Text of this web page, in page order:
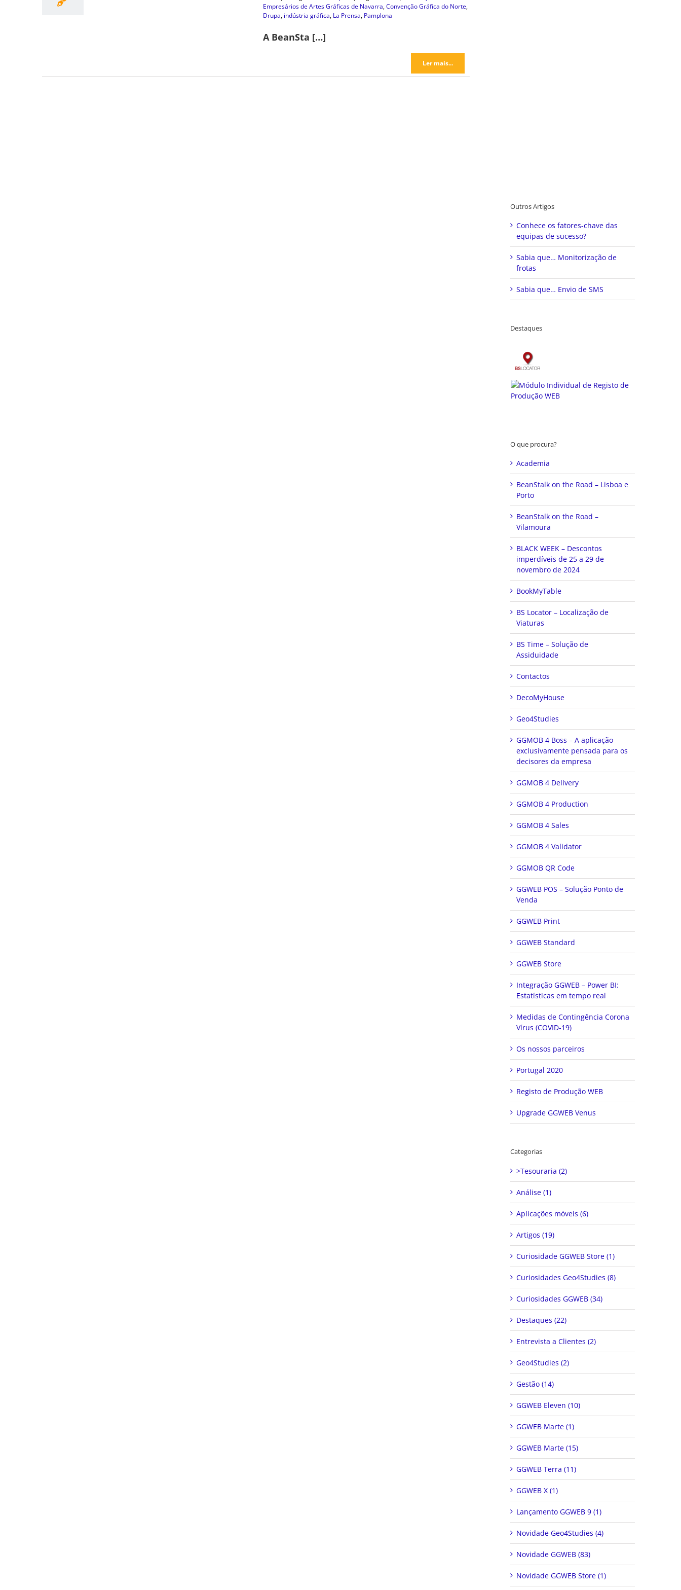
Empresários de Artes Gráficas de Navarra,Convenção Gráfica do Norte,
Drupa, indústria gráfica, La Prensa, Pamplona
A BeanSta […]
Ler mais...
Outros Artigos
Conhece os fatores-chave das
equipas de sucesso?
Sabia que… Monitorização de
frotas
Sabia que… Envio de SMS
Destaques
O que procura?
Academia
BeanStalk on the Road – Lisboa e
Porto
BeanStalk on the Road –
Vilamoura
BLACK WEEK – Descontos
imperdíveis de 25 a 29 de
novembro de 2024
BookMyTable
BS Locator – Localização de
Viaturas
BS Time – Solução de
Assiduidade
Contactos
DecoMyHouse
Geo4Studies
GGMOB 4 Boss – A aplicação
exclusivamente pensada para os
decisores da empresa
GGMOB 4 Delivery
GGMOB 4 Production
GGMOB 4 Sales
GGMOB 4 Validator
GGMOB QR Code
GGWEB POS – Solução Ponto de
Venda
GGWEB Print
GGWEB Standard
GGWEB Store
Integração GGWEB – Power BI:
Estatísticas em tempo real
Medidas de Contingência Corona
Vírus (COVID-19)
Os nossos parceiros
Portugal 2020
Registo de Produção WEB
Upgrade GGWEB Venus
Categorias
>Tesouraria (2)
Análise (1)
Aplicações móveis (6)
Artigos (19)
Curiosidade GGWEB Store (1)
Curiosidades Geo4Studies (8)
Curiosidades GGWEB (34)
Destaques (22)
Entrevista a Clientes (2)
Geo4Studies (2)
Gestão (14)
GGWEB Eleven (10)
GGWEB Marte (1)
GGWEB Marte (15)
GGWEB Terra (11)
GGWEB X (1)
Lançamento GGWEB 9 (1)
Novidade Geo4Studies (4)
Novidade GGWEB (83)
Novidade GGWEB Store (1)